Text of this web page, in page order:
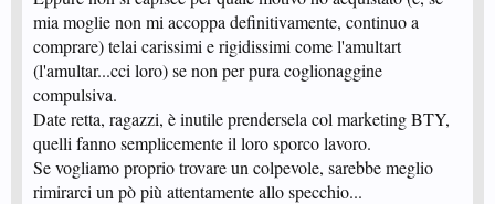
mia moglie non mi accoppa definitivamente, continuo a
comprare) telai carissimi e rigidissimi come l'amultart
(l'amultar...cci loro) se non per pura coglionaggine
compulsiva.
Date retta, ragazzi, è inutile prendersela col marketing BTY,
quelli fanno semplicemente il loro sporco lavoro.
Se vogliamo proprio trovare un colpevole, sarebbe meglio
rimirarci un pò più attentamente allo specchio...